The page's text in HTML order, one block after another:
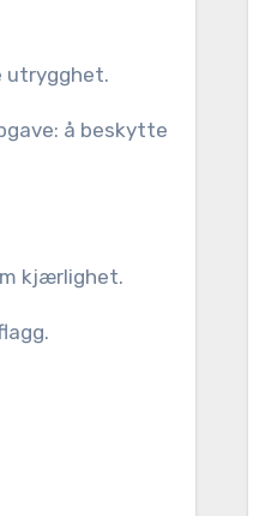
utrygghet.
å beskytte
kjærlighet.